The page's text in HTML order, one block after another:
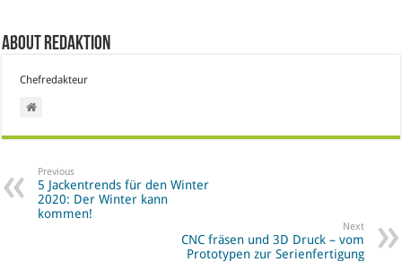
About Redaktion
Chefredakteur
Previous
5 Jackentrends für den Winter
2020: Der Winter kann
kommen!
Next
CNC fräsen und 3D Druck – vom
Prototypen zur Serienfertigung